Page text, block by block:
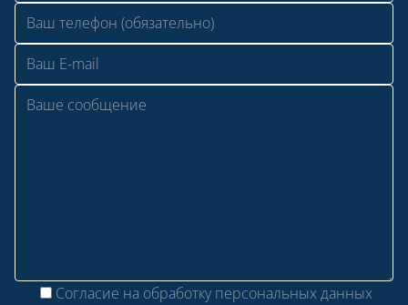
Согласие на обработку персональных данных